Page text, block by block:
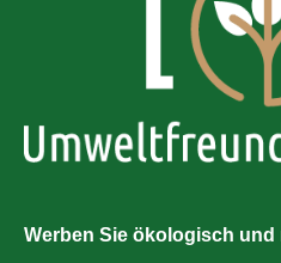
Werben Sie ökologisch und